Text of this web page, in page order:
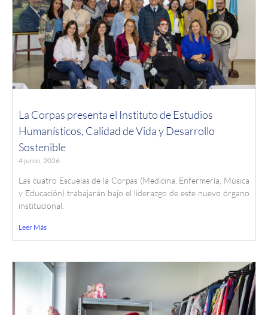
La Corpas presenta el Instituto de Estudios
Humanísticos, Calidad de Vida y Desarrollo
Sostenible
4 junio, 2026
Las cuatro Escuelas de la Corpas (Medicina, Enfermería, Música
y Educación) trabajarán bajo el liderazgo de este nuevo órgano
institucional.
Leer Más